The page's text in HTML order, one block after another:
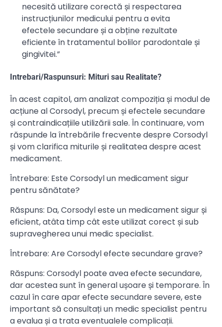
necesită utilizare corectă și respectarea
instrucțiunilor medicului pentru a evita
efectele secundare și a obține rezultate
eficiente în tratamentul bolilor parodontale și
gingivitei.”
Intrebari/Raspunsuri: Mituri sau Realitate?
În acest capitol, am analizat compoziția și modul de
acțiune al Corsodyl, precum și efectele secundare
și contraindicațiile utilizării sale. În continuare, vom
răspunde la întrebările frecvente despre Corsodyl
și vom clarifica miturile și realitatea despre acest
medicament.
Întrebare: Este Corsodyl un medicament sigur
pentru sănătate?
Răspuns: Da, Corsodyl este un medicament sigur și
eficient, atâta timp cât este utilizat corect și sub
supravegherea unui medic specialist.
Întrebare: Are Corsodyl efecte secundare grave?
Răspuns: Corsodyl poate avea efecte secundare,
dar acestea sunt în general ușoare și temporare. În
cazul în care apar efecte secundare severe, este
important să consultați un medic specialist pentru
a evalua și a trata eventualele complicații.